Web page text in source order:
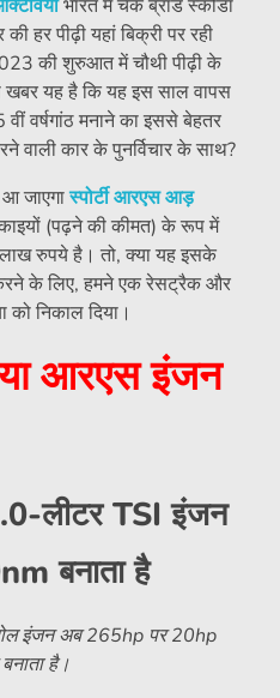
भारत में चेक ब्रांड स्कोडा
हर पीढ़ी यहां बिक्री पर रही
की शुरुआत में चौथी पीढ़ी के
खबर यह है कि यह इस साल वापस
वर्षगांठ मनाने का इससे बेहतर
वाली कार के पुनर्विचार के साथ?
जाएगास्पोर्टी आरएस आड़
(पढ़ने की कीमत) के रूप में
रुपये है। तो, क्या यह इसके
करने के लिए, हमने एक रेसट्रैक और
निकाल दिया।
आरएस इंजन
लीटर TSI इंजन
बनाता है
इंजन अब 265hp पर 20hp
है।